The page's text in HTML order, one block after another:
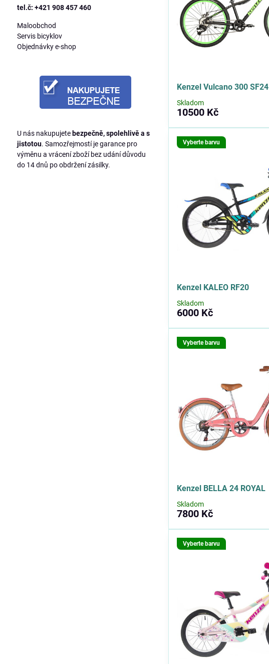
Kenzel Vulcano 300 SF24
Skladom
10500 Kč
Vyberte barvu
Kenzel KALEO RF20
Skladom
6000 Kč
Vyberte barvu
Kenzel BELLA 24 ROYAL
Skladom
7800 Kč
Vyberte barvu
tel.č: +421 908 457 460
Maloobchod
Servis bicyklov
Objednávky e-shop
U nás nakupujete bezpečně, spolehlivě a s
jistotou. Samozřejmostí je garance pro
výměnu a vrácení zboží bez udání důvodu
do 14 dnů po obdržení zásilky.